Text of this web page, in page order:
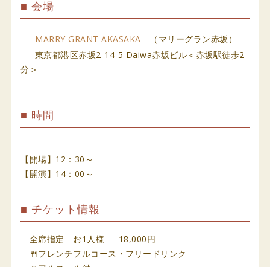
■ 会場
MARRY GRANT AKASAKA （マリーグラン赤坂）
東京都港区赤坂2-14-5 Daiwa赤坂ビル＜赤坂駅徒歩2
分＞
■ 時間
【開場】12：30～
【開演】14：00～
■ チケット情報
全席指定 お1人様 18,000円
🍴フレンチフルコース・フリードリンク